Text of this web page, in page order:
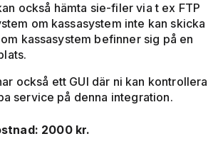
också hämta sie-filer via t ex FTP
om kassasystem inte kan skicka
kassasystem befinner sig på en
också ett GUI där ni kan kontrollera
service på denna integration.
2000 kr.